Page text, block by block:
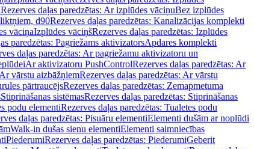
Rezerves daļas paredzētas: Ar izplūdes vāciņuBez izplūdes
d90Rezerves daļas paredzētas: Kanalizācijas komplekti
vāciņaIzplūdes vāciņšRezerves daļas paredzētas: Izplūdes
paredzētas: Pagriežams aktivizatorsApdares komplekti
daļas paredzētas: Ar pagriežamu aktivizatoru un
Ar aktivizatoru PushControlRezerves daļas paredzētas: Ar
Ar vārstu aizbāžņiemRezerves daļas paredzētas: Ar vārstu
pārtraucējsRezerves daļas paredzētas: Zemapmetuma
Stiprināšanas sistēmasRezerves daļas paredzētas: Stiprināšanas
podu elementiRezerves daļas paredzētas: Tualetes podu
daļas paredzētas: Pisuāru elementiElementi dušām ar noplūdi
Walk-in dušas sienu elementiElementi saimniecības
PiederumiRezerves daļas paredzētas: PiederumiGeberit